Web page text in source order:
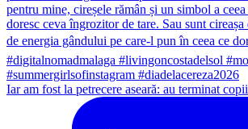
Iar am fost la petrecere aseară: au terminat copii